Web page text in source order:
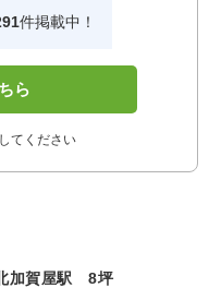
件掲載中！
ら
してください
加賀屋駅 8坪